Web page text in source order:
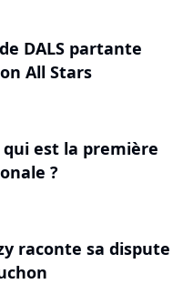
DALS partante
All Stars
qui est la première
?
raconte sa dispute